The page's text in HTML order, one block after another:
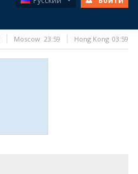
Moscow 23:59 Hong Kong 03:59